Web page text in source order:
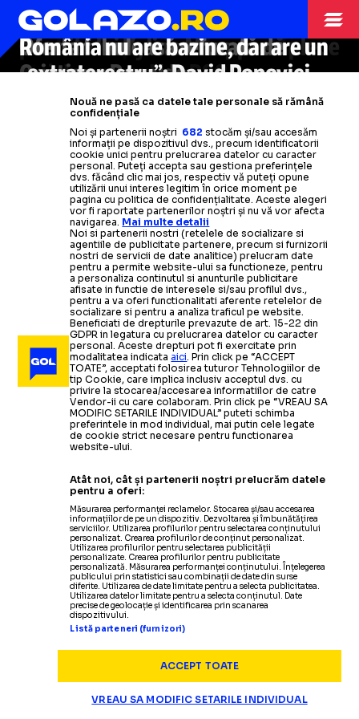
VLAD LUPU
Programul zilei din Champions
League
Citește mai mult
Liverpool, victorie în ultimele
minute contra lui Ajax
Citește mai mult
Barcelona, învinsă de Bayern
Munchen-Catalanii cu ocaziile,
bavarezii cu golurile
Citește mai mult
înlocuitor pentru Lewis Hamilton-
Pilotul a impresionat recent la
Monza
Citește mai mult
Clauza surpriză carei-ar
permite lui Kylian Mbappe să plece
mai devreme de la PSG
Citește mai mult
ARHIVA FOTBAL 13.09.2022
Oferta fabuloasă refuzată de
Cristiano Ronaldo
Citește mai mult
Presa maghiară și marea uimire
România nu are bazine, dar are un
„extraterestru”: David Popovici
Citește mai mult
ARHIVA FOTBAL 13.09.2022
Bayern vs Barcelona, meciul zilei in Champions
-Programul transmisiunilor TV
ARHIVA FOTBAL 13.09.2022
VIDEO Ladislau Boloni, meci ireal la Metz: Nouă
goluri, trei eliminați și partida întreruptă zeci de
minute
ARHIVA FOTBAL 13.09.2022
FCSB, un nou meci fără victorie în Superliga-
Mesajul transmis jucătorilor de antrenorul Nicolae
Termeni și condiții
Nouă ne pasă ca datele tale personale să rămână
confidențiale
Noi și partenerii noștri 682 stocăm și/sau accesăm
informații pe dispozitivul dvs., precum identificatorii
cookie unici pentru prelucrarea datelor cu caracter
personal. Puteți accepta sau gestiona preferințele
dvs. făcând clic mai jos, respectiv vă puteți opune
utilizării unui interes legitim în orice moment pe
pagina cu politica de confidențialitate. Aceste alegeri
vor fi raportate partenerilor noștri și nu vă vor afecta
navigarea. Mai multe detalii
Noi si partenerii nostri (retelele de socializare si
agentiile de publicitate partenere, precum si furnizorii
nostri de servicii de date analitice) prelucram date
pentru a permite website-ului sa functioneze, pentru
a personaliza continutul si anunturile publicitare
afisate in functie de interesele si/sau profilul dvs.,
pentru a va oferi functionalitati aferente retelelor de
socializare si pentru a analiza traficul pe website.
Beneficiati de drepturile prevazute de art. 15-22 din
GDPR in legatura cu prelucrarea datelor cu caracter
personal. Aceste drepturi pot fi exercitate prin
modalitatea indicataaici . Prin click pe “ACCEPT
TOATE”, acceptati folosirea tuturor Tehnologiilor de
tip Cookie, care implica inclusiv acceptul dvs. cu
privire la stocarea/accesarea informatiilor de catre
Vendor-ii cu care colaboram. Prin click pe “VREAU SA
MODIFIC SETARILE INDIVIDUAL” puteti schimba
preferintele in mod individual, mai putin cele legate
de cookie strict necesare pentru functionarea
website-ului.
Atât noi, cât și partenerii noștri prelucrăm datele
pentru a oferi:
Măsurarea performanței reclamelor. Stocarea și/sau accesarea
informațiilor de pe un dispozitiv. Dezvoltarea și îmbunătățirea
serviciilor. Utilizarea profilurilor pentru selectarea conținutului
personalizat. Crearea profilurilor de conținut personalizat.
Utilizarea profilurilor pentru selectarea publicității
personalizate. Crearea profilurilor pentru publicitate
personalizată. Măsurarea performanței conținutului. Înțelegerea
publicului prin statistici sau combinații de date din surse
diferite. Utilizarea de date limitate pentru a selecta publicitatea.
Utilizarea datelor limitate pentru a selecta conținutul. Date
precise de geolocație și identificarea prin scanarea
dispozitivului.
Listă parteneri (furnizori)
ACCEPT TOATE
VREAU SA MODIFIC SETARILE INDIVIDUAL